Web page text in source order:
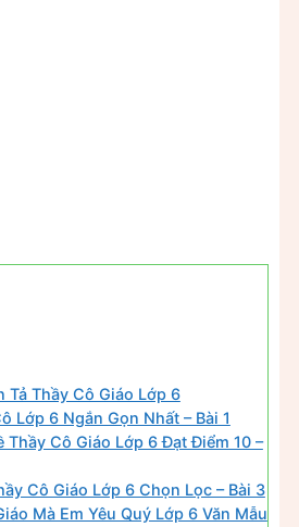
Tả Thầy Cô Giáo Lớp 6
Lớp 6 Ngắn Gọn Nhất – Bài 1
Thầy Cô Giáo Lớp 6 Đạt Điểm 10 –
Cô Giáo Lớp 6 Chọn Lọc – Bài 3
Mà Em Yêu Quý Lớp 6 Văn Mẫu